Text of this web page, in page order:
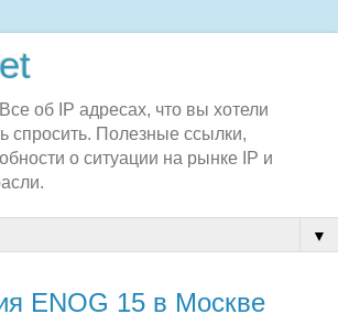
об IP адресах, что вы хотели
спросить. Полезные ссылки,
о ситуации на рынке IP и
▼
ENOG 15 в Москве